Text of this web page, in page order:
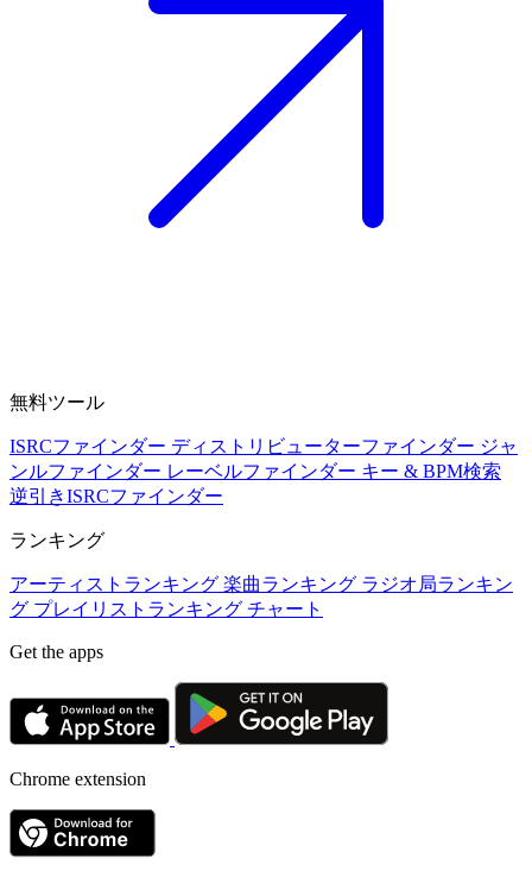
無料ツール
ISRCファインダー ディストリビューターファインダー ジャ
ンルファインダー レーベルファインダー キー & BPM検索
逆引きISRCファインダー
ランキング
アーティストランキング 楽曲ランキング ラジオ局ランキン
グ プレイリストランキング チャート
Get the apps
Chrome extension